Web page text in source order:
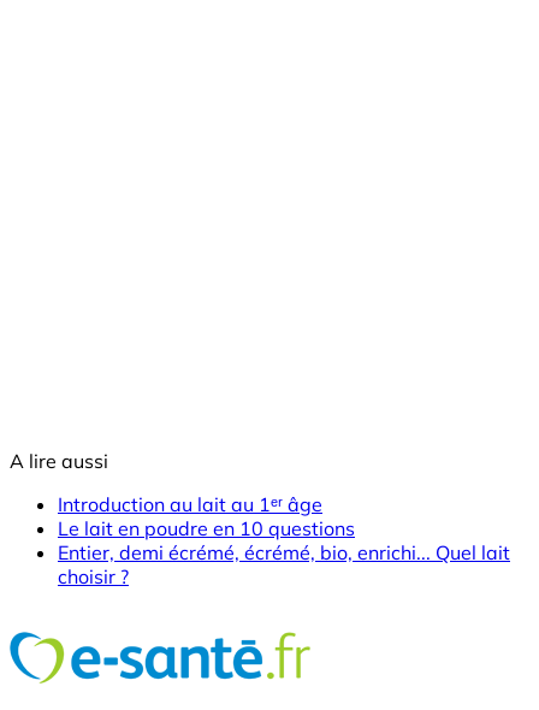
A lire aussi
​​​​​Introduction au lait au 1ᵉʳ âge
Le lait en poudre en 10 questions
Entier, demi écrémé, écrémé, bio, enrichi... Quel lait
choisir ?